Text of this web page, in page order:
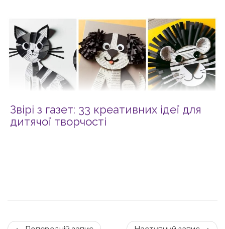
Звірі з газет: 33 креативних ідеї для
дитячої творчості